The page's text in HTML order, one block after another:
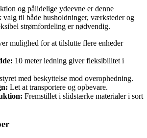
og pålidelige ydeevne er denne
valg til både husholdninger, værksteder og
strømfordeling er nødvendig.
mulighed for at tilslutte flere enheder
10 meter ledning giver fleksibilitet i
med beskyttelse mod overophedning.
Let at transportere og opbevare.
Fremstillet i slidstærke materialer i sort